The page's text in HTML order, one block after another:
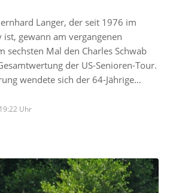
Langer, der seit 1976 im
gewann am vergangenen
sechsten Mal den Charles Schwab
der US-Senioren-Tour.
wendete sich der 64-Jährige…
Uhr